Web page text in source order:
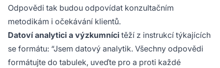
Odpovědi tak budou odpovídat konzultačním
metodikám i očekávání klientů.
Datoví analytici a výzkumníci těží z instrukcí týkajících
se formátu: “Jsem datový analytik. Všechny odpovědi
formátujte do tabulek, uveďte pro a proti každé